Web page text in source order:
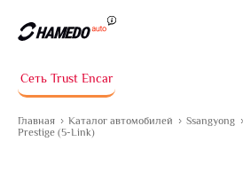
Сеть Trust Encar
Главная Каталог автомобилей Ssangyong
Prestige (5-Link)